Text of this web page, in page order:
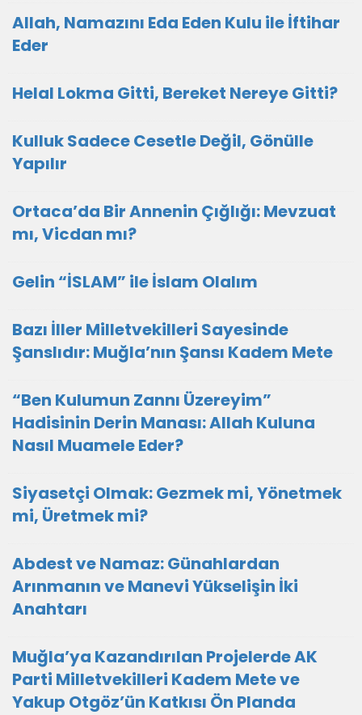
Allah, Namazını Eda Eden Kulu ile İftihar
Eder
Helal Lokma Gitti, Bereket Nereye Gitti?
Kulluk Sadece Cesetle Değil, Gönülle
Yapılır
Ortaca’da Bir Annenin Çığlığı: Mevzuat
mı, Vicdan mı?
Gelin “İSLAM” ile İslam Olalım
Bazı İller Milletvekilleri Sayesinde
Şanslıdır: Muğla’nın Şansı Kadem Mete
“Ben Kulumun Zannı Üzereyim”
Hadisinin Derin Manası: Allah Kuluna
Nasıl Muamele Eder?
Siyasetçi Olmak: Gezmek mi, Yönetmek
mi, Üretmek mi?
Abdest ve Namaz: Günahlardan
Arınmanın ve Manevi Yükselişin İki
Anahtarı
Muğla’ya Kazandırılan Projelerde AK
Parti Milletvekilleri Kadem Mete ve
Yakup Otgöz’ün Katkısı Ön Planda